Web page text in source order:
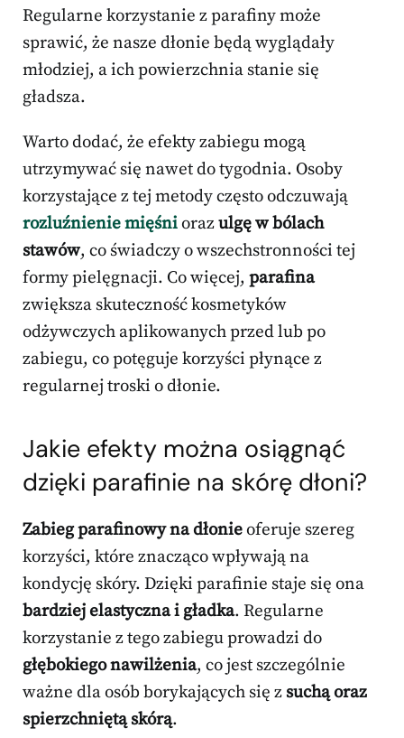
Regularne korzystanie z parafiny może
sprawić, że nasze dłonie będą wyglądały
młodziej, a ich powierzchnia stanie się
gładsza.
Warto dodać, że efekty zabiegu mogą
utrzymywać się nawet do tygodnia. Osoby
korzystające z tej metody często odczuwają
rozluźnienie mięśniorazulgę w bólach
stawów, co świadczy o wszechstronności tej
formy pielęgnacji. Co więcej, parafina
zwiększa skuteczność kosmetyków
odżywczych aplikowanych przed lub po
zabiegu, co potęguje korzyści płynące z
regularnej troski o dłonie.
Jakie efekty można osiągnąć
dzięki parafinie na skórę dłoni?
Zabieg parafinowy na dłonieoferuje szereg
korzyści, które znacząco wpływają na
kondycję skóry. Dzięki parafinie staje się ona
bardziej elastyczna i gładka. Regularne
korzystanie z tego zabiegu prowadzi do
głębokiego nawilżenia, co jest szczególnie
ważne dla osób borykających się z suchą oraz
spierzchniętą skórą.